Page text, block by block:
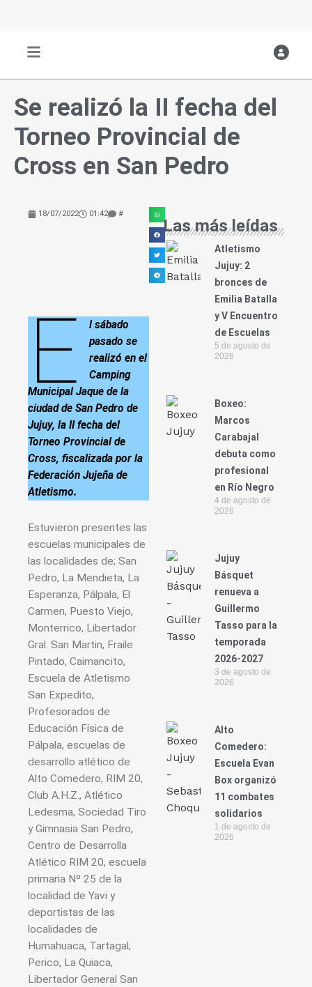
Se realizó la II fecha del
Torneo Provincial de
Cross en San Pedro
18/07/2022 01:42 #
E
l sábado
pasado se
realizó en el
Camping
Municipal Jaque de la
ciudad de San Pedro de
Jujuy, la II fecha del
Torneo Provincial de
Cross, fiscalizada por la
Federación Jujeña de
Atletismo.
Estuvieron presentes las
escuelas municipales de
las localidades de; San
Pedro, La Mendieta, La
Esperanza, Pálpala, El
Carmen, Puesto Viejo,
Monterrico, Libertador
Gral. San Martin, Fraile
Pintado, Caimancito,
Escuela de Atletismo
San Expedito,
Profesorados de
Educación Física de
Pálpala, escuelas de
desarrollo atlético de
Alto Comedero, RIM 20,
Club A.H.Z., Atlético
Ledesma, Sociedad Tiro
y Gimnasia San Pedro,
Centro de Desarrolla
Atlético RIM 20, escuela
primaria Nº 25 de la
localidad de Yavi y
deportistas de las
localidades de
Humahuaca, Tartagal,
Perico, La Quiaca,
Libertador General San
Las más leídas
Atletismo
Jujuy: 2
bronces de
Emilia Batalla
y V Encuentro
de Escuelas
5 de agosto de
2026
Boxeo:
Marcos
Carabajal
debuta como
profesional
en Río Negro
4 de agosto de
2026
Jujuy
Básquet
renueva a
Guillermo
Tasso para la
temporada
2026-2027
3 de agosto de
2026
Alto
Comedero:
Escuela Evan
Box organizó
11 combates
solidarios
1 de agosto de
2026